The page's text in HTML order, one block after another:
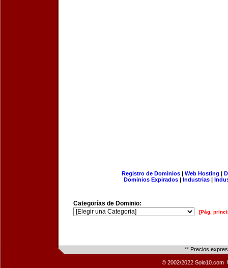
Registro de Dominios| Web Hosting |
Dominios Expirados | Industrias |
Categorías de Dominio:
[Pág.
** Precios
© 2002/2022 Solo10.com